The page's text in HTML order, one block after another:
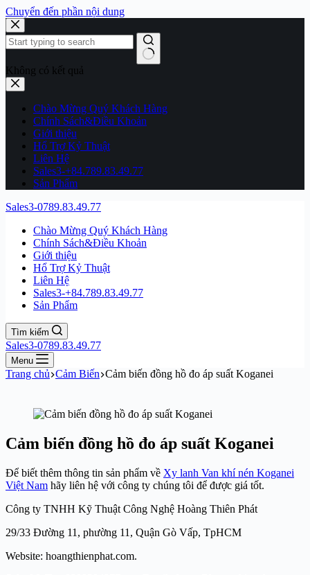
Chuyển đến phần nội dung
Không có kết quả
Chào Mừng Quý Khách Hàng
Chính Sách&Điều Khoản
Giới thiệu
Hổ Trợ Kỷ Thuật
Liên Hệ
Sales3-+84.789.83.49.77
Sản Phẩm
Sales3-0789.83.49.77
Chào Mừng Quý Khách Hàng
Chính Sách&Điều Khoản
Giới thiệu
Hổ Trợ Kỷ Thuật
Liên Hệ
Sales3-+84.789.83.49.77
Sản Phẩm
Tìm kiếm
Sales3-0789.83.49.77
Menu
Trang chủ Cảm Biến Cảm biến đồng hồ đo áp suất Koganei
Cảm biến đồng hồ đo áp suất Koganei
Để biết thêm thông tin sản phẩm về Xy lanh Van khí nén Koganei
Việt Nam hãy liên hệ với công ty chúng tôi để được giá tốt.
Công ty TNHH Kỹ Thuật Công Nghệ Hoàng Thiên Phát
29/33 Đường 11, phường 11, Quận Gò Vấp, TpHCM
Website: hoangthienphat.com.